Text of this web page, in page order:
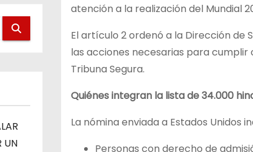
UN
atención a la realización del Mundial
El artículo 2 ordenó a la Dirección de
las acciones necesarias para
Tribuna Segura.
Quiénes integran la lista de 34.000
La nómina enviada a Estados Unidos
Personas con derecho de